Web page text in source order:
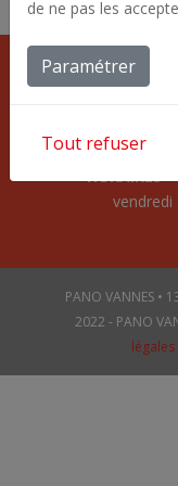
134 bd de la
Mail :
• HORAIRES •
vendredi
PANO VANNES •
2022 - PANO
légales
de ne pas les
Paramétrer
Tout refuser